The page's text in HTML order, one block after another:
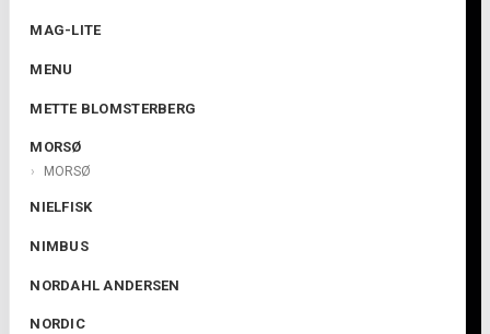
MAG-LITE
MENU
METTE BLOMSTERBERG
MORSØ
MORSØ
NIELFISK
NIMBUS
NORDAHL ANDERSEN
NORDIC